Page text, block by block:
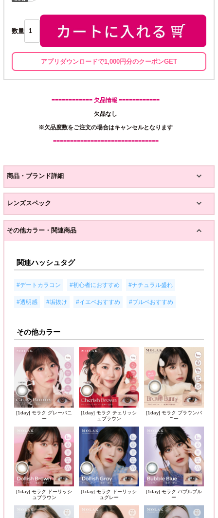
数量
アプリダウンロードで1,000円分のクーポンGET
============ 欠品情報 ============
欠品なし
※欠品度数をご注文の場合はキャンセルとなります
===============================
商品・ブランド詳細
レンズスペック
その他カラー・関連商品
関連ハッシュタグ
#デートカラコン #初心者におすすめ #ナチュラル盛れ
#透明感 #垢抜け #イエベおすすめ #ブルベおすすめ
その他カラー
[1day] モラク グレーバニ
ー
[1day] モラク チェリッシ
ュブラウン
[1day] モラク ブラウンバ
ニー
[1day] モラク ドーリッシ
ュブラウン
[1day] モラク ドーリッシ
ュグレー
[1day] モラク バブルブル
ー